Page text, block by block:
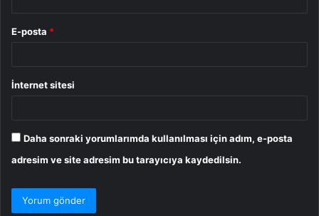
E-posta *
İnternet sitesi
Daha sonraki yorumlarımda kullanılması için adım, e-posta
adresim ve site adresim bu tarayıcıya kaydedilsin.